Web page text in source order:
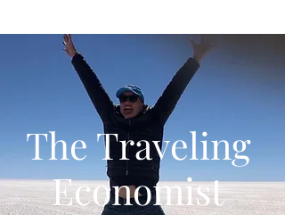
The Traveling
Economist